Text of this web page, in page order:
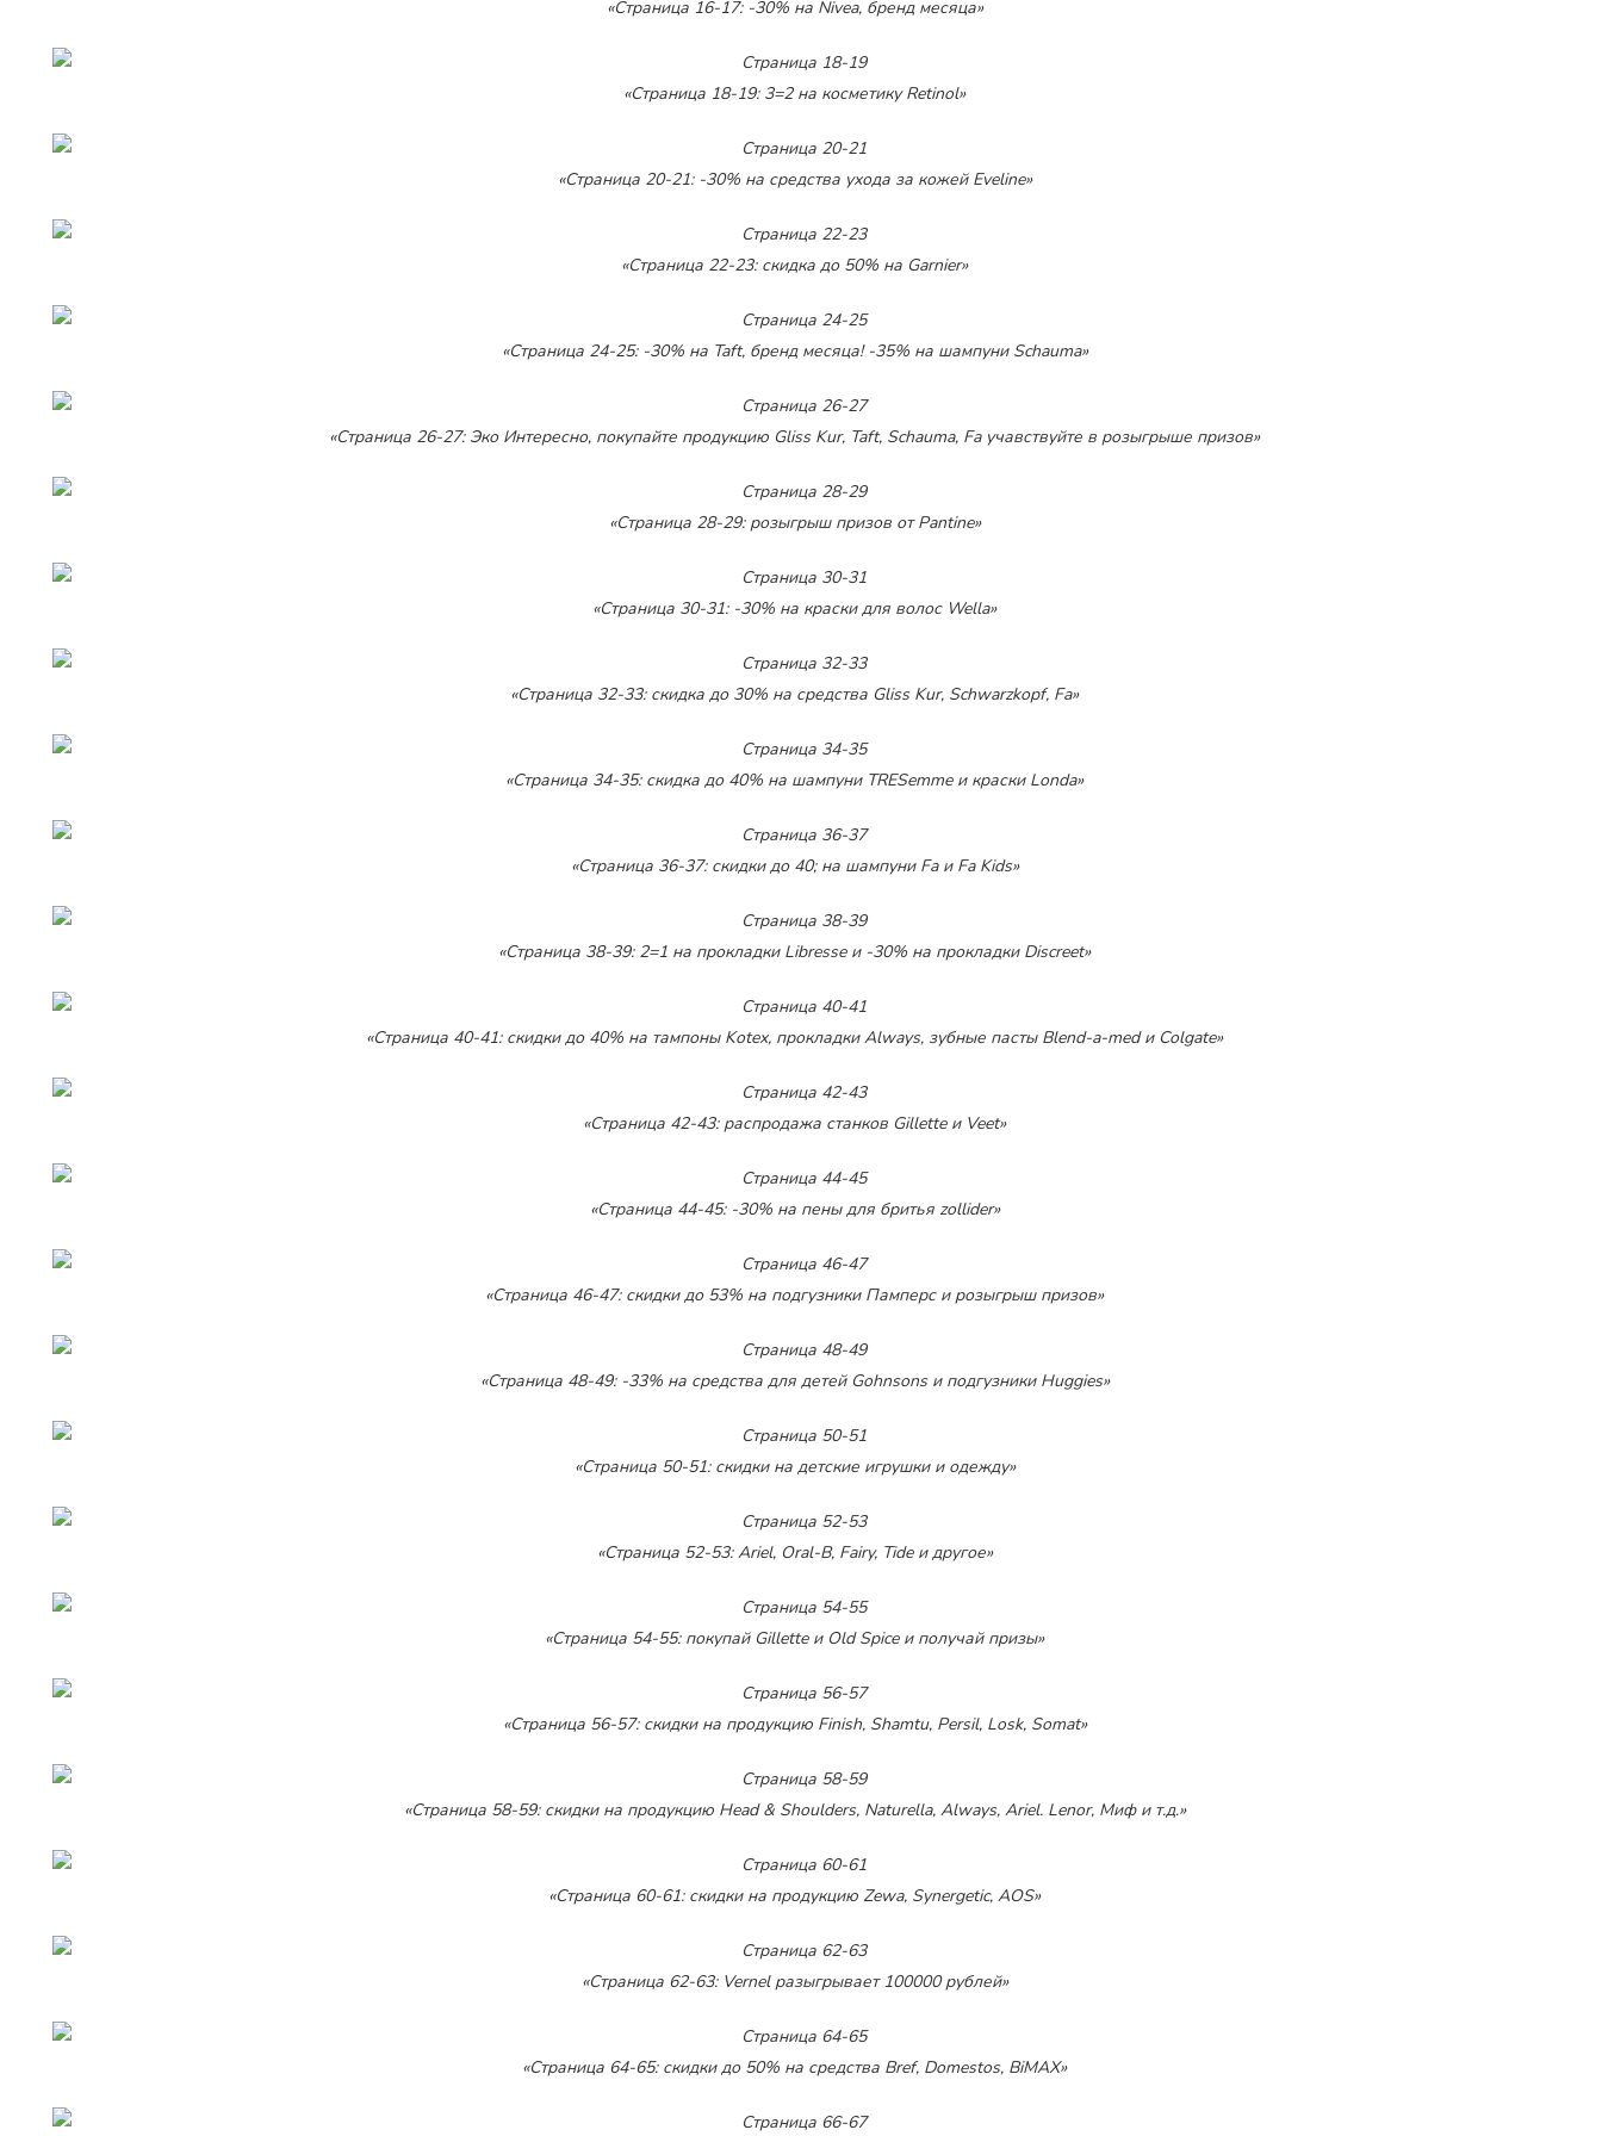
«Страница 16-17: -30% на Nivea, бренд месяца»
«Страница 18-19: 3=2 на косметику Retinol»
«Страница 20-21: -30% на средства ухода за кожей Eveline»
«Страница 22-23: скидка до 50% на Garnier»
«Страница 24-25: -30% на Taft, бренд месяца! -35% на шампуни Schauma»
«Страница 26-27: Эко Интересно, покупайте продукцию Gliss Kur, Taft, Schauma, Fa учавствуйте в розыгрыше призов»
«Страница 28-29: розыгрыш призов от Pantine»
«Страница 30-31: -30% на краски для волос Wella»
«Страница 32-33: скидка до 30% на средства Gliss Kur, Schwarzkopf, Fa»
«Страница 34-35: скидка до 40% на шампуни TRESemme и краски Londa»
«Страница 36-37: скидки до 40; на шампуни Fa и Fa Kids»
«Страница 38-39: 2=1 на прокладки Libresse и -30% на прокладки Discreet»
«Страница 40-41: скидки до 40% на тампоны Kotex, прокладки Always, зубные пасты Blend-a-med и Colgate»
«Страница 42-43: распродажа станков Gillette и Veet»
«Страница 44-45: -30% на пены для бритья zollider»
«Страница 46-47: скидки до 53% на подгузники Памперс и розыгрыш призов»
«Страница 48-49: -33% на средства для детей Gohnsons и подгузники Huggies»
«Страница 50-51: скидки на детские игрушки и одежду»
«Страница 52-53: Ariel, Oral-B, Fairy, Tide и другое»
«Страница 54-55: покупай Gillette и Old Spice и получай призы»
«Страница 56-57: скидки на продукцию Finish, Shamtu, Persil, Losk, Somat»
«Страница 58-59: скидки на продукцию Head & Shoulders, Naturella, Always, Ariel. Lenor, Миф и т.д.»
«Страница 60-61: скидки на продукцию Zewa, Synergetic, AOS»
«Страница 62-63: Vernel разыгрывает 100000 рублей»
«Страница 64-65: скидки до 50% на средства Bref, Domestos, BiMAX»